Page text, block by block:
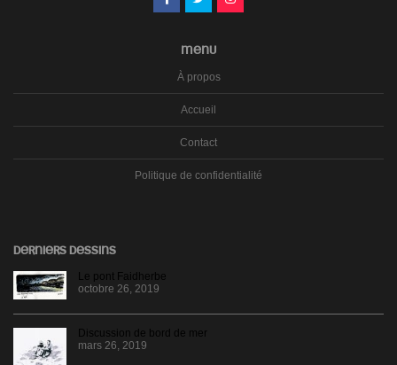
MENU
À propos
Accueil
Contact
Politique de confidentialité
DERNIERS DESSINS
Le pont Faidherbe
octobre 26, 2019
Discussion de bord de mer
mars 26, 2019